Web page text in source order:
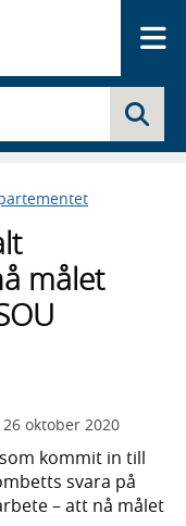
målet
26 oktober 2020
kommit in till
svara på
– att nå målet